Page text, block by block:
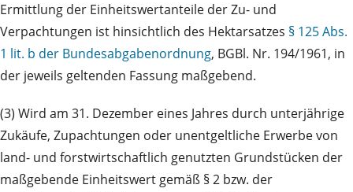
Ermittlung der Einheitswertanteile der Zu- und
Verpachtungen ist hinsichtlich des Hektarsatzes § 125 Abs.
1 lit. b der Bundesabgabenordnung, BGBl. Nr. 194/1961, in
der jeweils geltenden Fassung maßgebend.
(3) Wird am 31. Dezember eines Jahres durch unterjährige
Zukäufe, Zupachtungen oder unentgeltliche Erwerbe von
land- und forstwirtschaftlich genutzten Grundstücken der
maßgebende Einheitswert gemäß § 2 bzw. der